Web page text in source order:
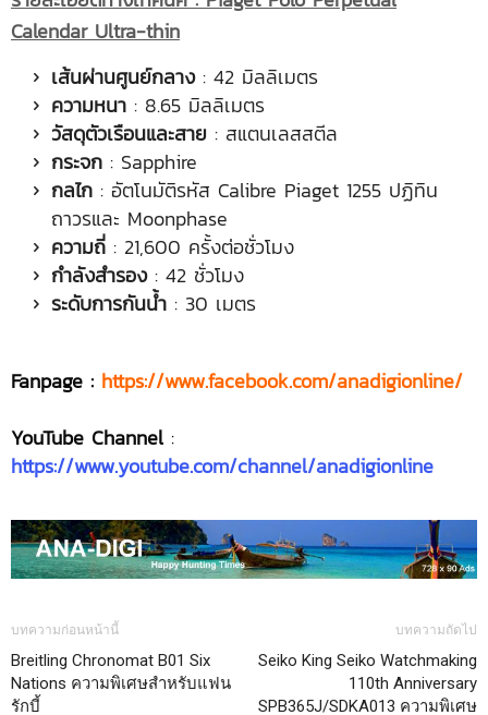
Calendar Ultra-thin
เส้นผ่านศูนย์กลาง: 42 มิลลิเมตร
ความหนา : 8.65 มิลลิเมตร
วัสดุตัวเรือนและสาย : สแตนเลสสตีล
กระจก : Sapphire
กลไก : อัตโนมัติรหัส Calibre Piaget 1255 ปฏิทิน
ถาวรและ Moonphase
ความถี่ : 21,600 ครั้งต่อชั่วโมง
กำลังสำรอง: 42 ชั่วโมง
ระดับการกันน้ำ : 30 เมตร
Fanpage : https://www.facebook.com/anadigionline/
YouTube Channel :
https://www.youtube.com/channel/anadigionline
บทความก่อนหน้านี้
Breitling Chronomat B01 Six
Nations ความพิเศษสำหรับแฟน
รักบี้
บทความถัดไป
Seiko King Seiko Watchmaking
110th Anniversary
SPB365J/SDKA013 ความพิเศษ